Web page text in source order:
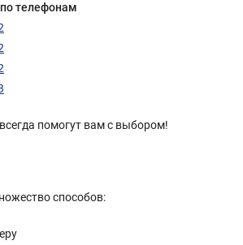
телефонам
помогут вам с выбором!
способов: